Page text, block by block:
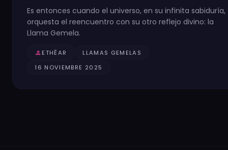
Es entonces cuando el universo, en su infinita sabiduría,
orquesta el reencuentro con su otro reflejo divino: la
Llama Gemela.
personETHĒAR
LLAMAS GEMELAS
16 NOVIEMBRE 2025